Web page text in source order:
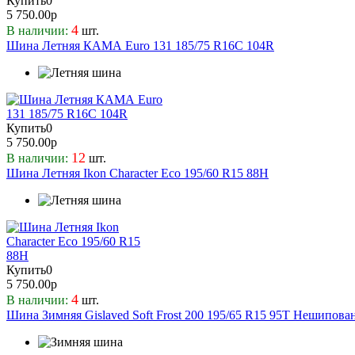
Maxxis
MIRAGE
Nexen
Nokian
Ovation
Pirelli
Prinx
Rauffan
Riken
Roadking
Roadstone
Roadx
RockBlade
Rydanz
Sailun
Sonix
SUNFULL
5 750.00р
В наличии: 4 шт.
Шина Летняя КАМА Euro 131 185/75 R16C 104R
Купить0
5 750.00р
В наличии: 12 шт.
Шина Летняя Ikon Character Eco 195/60 R15 88H
Купить0
5 750.00р
В наличии: 4 шт.
Шина Зимняя Gislaved Soft Frost 200 195/65 R15 95T